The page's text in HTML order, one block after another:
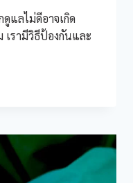
แลไม่ดีอาจเกิด
เรามีวิธีป้องกันและ